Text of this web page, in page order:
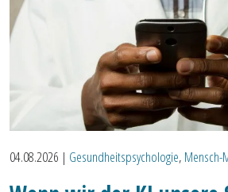
04.08.2026 | Gesundheitspsychologie, Mensch-